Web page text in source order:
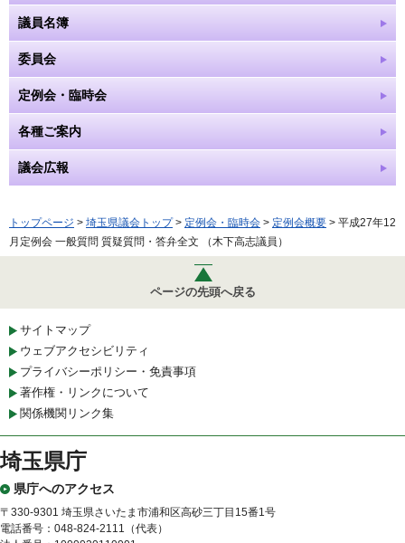
議員名簿
委員会
定例会・臨時会
各種ご案内
議会広報
トップページ > 埼玉県議会トップ> 定例会・臨時会 > 定例会概要 > 平成27年12
月定例会 一般質問 質疑質問・答弁全文 （木下高志議員）
ページの先頭へ戻る
サイトマップ
ウェブアクセシビリティ
プライバシーポリシー・免責事項
著作権・リンクについて
関係機関リンク集
埼玉県庁
県庁へのアクセス
〒330-9301 埼玉県さいたま市浦和区高砂三丁目15番1号
電話番号：048-824-2111（代表）